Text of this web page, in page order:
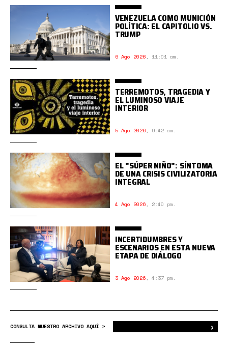
VENEZUELA COMO MUNICIÓN
POLÍTICA: EL CAPITOLIO VS.
TRUMP
6 Ago 2026, 11:01 am.
TERREMOTOS, TRAGEDIA Y
EL LUMINOSO VIAJE
INTERIOR
5 Ago 2026, 9:42 am.
EL "SÚPER NIÑO": SÍNTOMA
DE UNA CRISIS CIVILIZATORIA
INTEGRAL
4 Ago 2026, 2:40 pm.
INCERTIDUMBRES Y
ESCENARIOS EN ESTA NUEVA
ETAPA DE DIÁLOGO
3 Ago 2026, 4:37 pm.
CONSULTA NUESTRO ARCHIVO AQUÍ > ›